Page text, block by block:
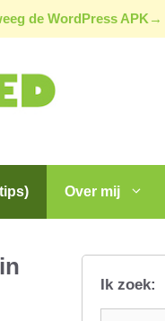
de WordPress APK→
Over mij
Ik zoek: